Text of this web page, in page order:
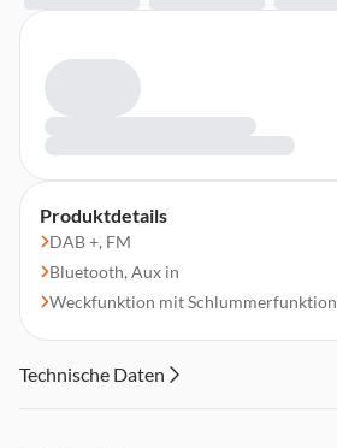
Produktdetails
DAB +, FM
Bluetooth, Aux in
Weckfunktion mit Schlummerfunktion
Technische Daten